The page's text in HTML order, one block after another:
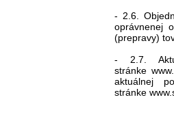
- 2.6.
oprávnenej
(prepravy)
- 2.7.
stránke
aktuálnej
stránke